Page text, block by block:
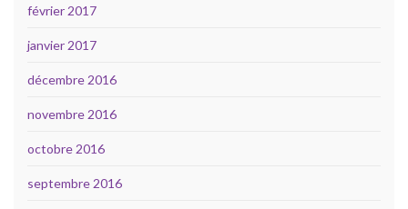
février 2017
janvier 2017
décembre 2016
novembre 2016
octobre 2016
septembre 2016